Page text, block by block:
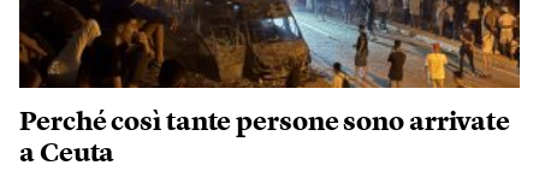
Perché così tante persone sono arrivate
a Ceuta